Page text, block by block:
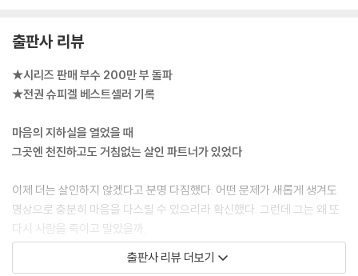
깊은 슬픔이 밀려왔다. 이건 음식에 불과한데… 아닌가?
내 슬픔을 알아챈 브라이트너 씨가 온화한 목소리로 나를 다시 현재로 이
끌었다. “오래 하이킹한 뒤에 기분 좋은 부모님과 함께 알프스 고원에서 카
이루지 못한 어린 시절 꿈이죠. 맞습니까?” --- 「어릴 적 장면」 중에서
다.
“그가 사라졌어.”
단 두 마디였다. 하지만 이 두 마디는 얼음처럼 차가운 경악을 내 신장에서
척추를 거쳐 목덜미까지 보내기에 충분했다. 미래에 대한 가장 큰 불안은
현재의 공포로 바뀌었다. --- 「현실」 중에서
출판사 리뷰
★시리즈 판매 부수 200만 부 돌파
★전권 슈피겔 베스트셀러 기록
마음의 지하실을 열었을 때
그곳엔 천진하고도 거침없는 살인 파트너가 있었다
이제 더는 살인하지 않겠다고 분명 다짐했다. 어떤 문제가 새롭게 생겨도
명상으로 충분히 마음을 다스릴 수 있으리라 확신했다. 그런데 그는 왜 또
다시 사람을 죽이고 말았을까.
독일에서 출간된 후 약 2년 반 동안 베스트셀러의 위치를 견고히 지켜내고
있으며 지난여름 국내에서도 많은 사랑을 받은 이단아 명상가 비요른의 이
출판사 리뷰 더보기